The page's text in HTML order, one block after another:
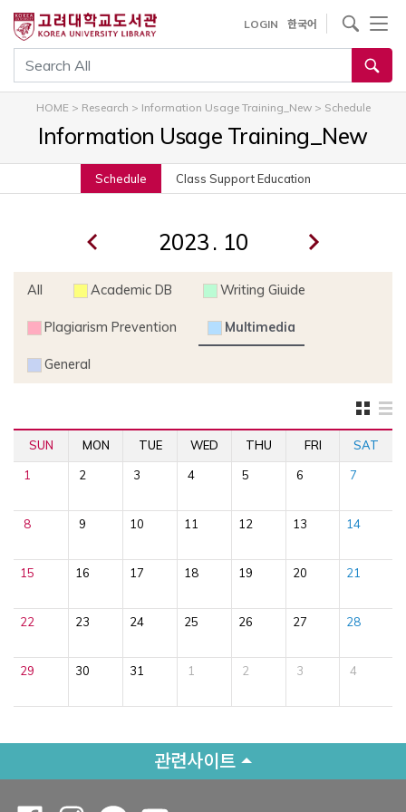
건
기
통합검색
LOGIN 한국어
사이트내 검색
HOME> Research > Information Usage Training_New> Schedule
Information Usage Training_New
Schedule Class Support Education
.
All Academic DB Writing Giuide
Plagiarism Prevention Multimedia
General
SUN MON TUE WED THU FRI SAT
1 2 3 4 5 6 7
8 9 10 11 12 13 14
15 16 17 18 19 20 21
22 23 24 25 26 27 28
29 30 31 1 2 3 4
관련사이트